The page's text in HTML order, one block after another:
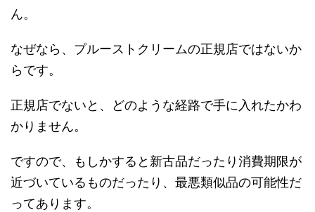
ん。
なぜなら、プルーストクリームの正規店ではないか
らです。
正規店でないと、どのような経路で手に入れたかわ
かりません。
ですので、もしかすると新古品だったり消費期限が
近づいているものだったり、最悪類似品の可能性だ
ってあります。